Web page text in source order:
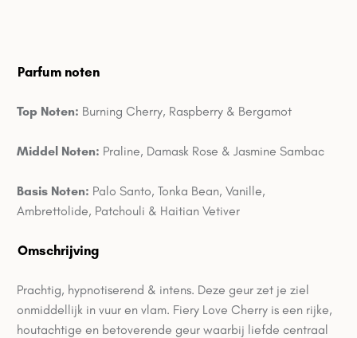
Parfum noten
Top Noten: Burning Cherry, Raspberry & Bergamot
Middel Noten: Praline, Damask Rose & Jasmine Sambac
Basis Noten: Palo Santo, Tonka Bean, Vanille,
Ambrettolide, Patchouli & Haitian Vetiver
Omschrijving
Prachtig, hypnotiserend & intens. Deze geur zet je ziel
onmiddellijk in vuur en vlam. Fiery Love Cherry is een rijke,
houtachtige en betoverende geur waarbij liefde centraal